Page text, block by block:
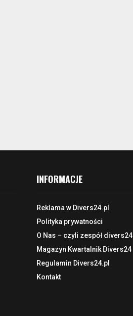
INFORMACJE
Reklama w Divers24.pl
Polityka prywatności
O Nas – czyli zespół divers24
Magazyn Kwartalnik Divers24
Regulamin Divers24.pl
Kontakt